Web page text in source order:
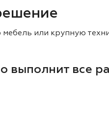
или крупную
выполнит все